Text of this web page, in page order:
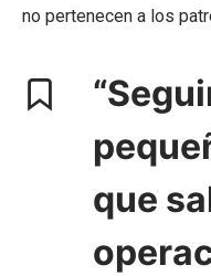
no pertenecen a los
que